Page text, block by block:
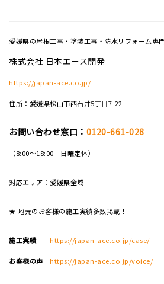
愛媛県の屋根工事・塗装工事・防水リフォーム専
株式会社 日本エース開発
https://japan-ace.co.jp/
住所：愛媛県松山市西石井5丁目7-22
お問い合わせ窓口： 0120-661-028
（8:00～18:00 日曜定休）
対応エリア：愛媛県全域
★ 地元のお客様の施工実績多数掲載！
施工実績 https://japan-ace.co.jp/case/
お客様の声 https://japan-ace.co.jp/voice/